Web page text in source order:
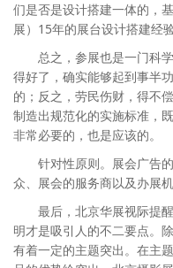
们是否是设计搭建一体的，
展）15年的展台设计搭建经
总之，参展也是一门科
得好了，确实能够起到事半
的；反之，劳民伤财，得不
制造出规范化的实施标准，
非常必要的，也是应该的。
针对性原则。展会广告
众、展会的服务商以及办展
最后，北京华展视际提
明才是吸引人的不二要点。
有着一定的主题突出。在主